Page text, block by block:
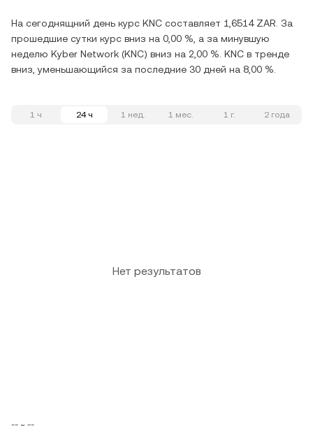
На сегоднящний день курс KNC составляет 1,6514 ZAR. За
прошедшие сутки курс вниз на 0,00 %, а за минувшую
неделю Kyber Network (KNC) вниз на 2,00 %. KNC в тренде
вниз, уменьшающийся за последние 30 дней на 8,00 %.
1 ч 24 ч 1 нед. 1 мес. 1 г. 2 года
Нет результатов